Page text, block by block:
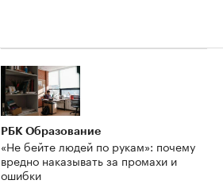
РБК Образование
«Не бейте людей по рукам»: почему
вредно наказывать за промахи и
ошибки